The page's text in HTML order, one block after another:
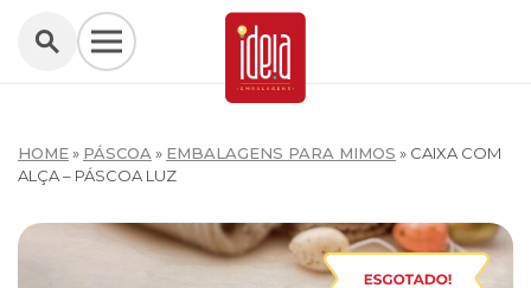
HOME» PÁSCOA » EMBALAGENS PARA MIMOS » CAIXA COM
ALÇA – PÁSCOA LUZ